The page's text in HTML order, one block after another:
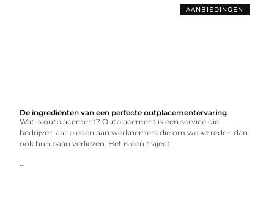
AANBIEDINGEN
De ingrediënten van een perfecte outplacementervaring
Wat is outplacement? Outplacement is een service die
bedrijven aanbieden aan werknemers die om welke reden dan
ook hun baan verliezen. Het is een traject
...